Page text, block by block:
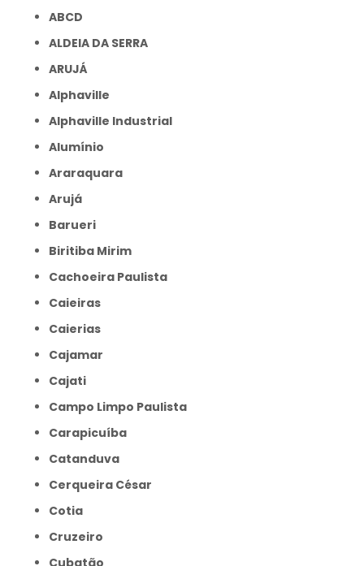
ABCD
ALDEIA DA SERRA
ARUJÁ
Alphaville
Alphaville Industrial
Alumínio
Araraquara
Arujá
Barueri
Biritiba Mirim
Cachoeira Paulista
Caieiras
Caierias
Cajamar
Cajati
Campo Limpo Paulista
Carapicuíba
Catanduva
Cerqueira César
Cotia
Cruzeiro
Cubatão